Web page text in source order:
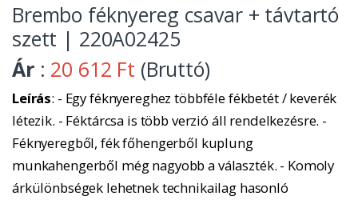
Brembo féknyereg csavar + távtartó
szett | 220A02425
Ár : 20 612 Ft (Bruttó)
Leírás: - Egy féknyereghez többféle fékbetét / keverék
létezik. - Féktárcsa is több verzió áll rendelkezésre. -
Féknyeregből, fék főhengerből kuplung
munkahengerből még nagyobb a választék. - Komoly
árkülönbségek lehetnek technikailag hasonló